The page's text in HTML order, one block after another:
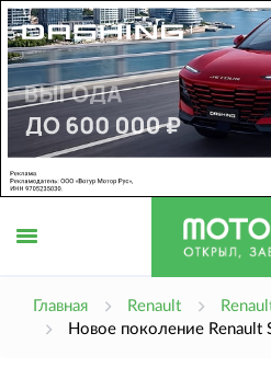
Главная Renault
Новое поколение Renault